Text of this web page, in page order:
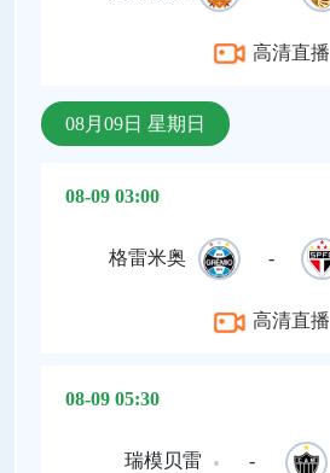
高清直播
08月09日 星期日
08-09 03:00
格雷米奥 -
高清直播
08-09 05:30
瑞模贝雷 -